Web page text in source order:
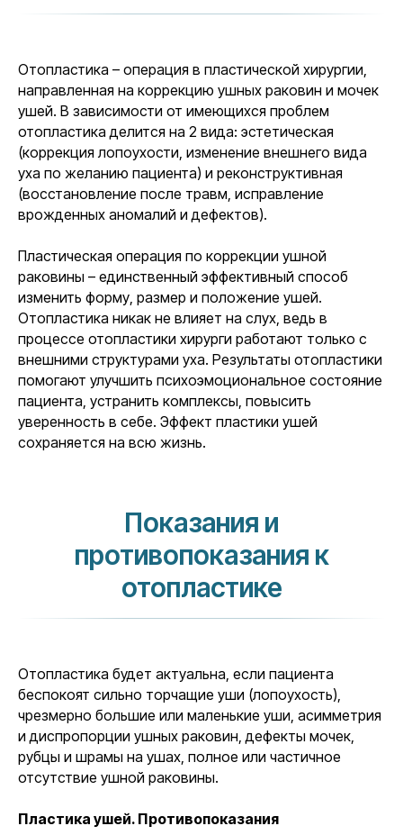
Отопластика – операция в пластической хирургии,
направленная на коррекцию ушных раковин и мочек
ушей. В зависимости от имеющихся проблем
отопластика делится на 2 вида: эстетическая
(коррекция лопоухости, изменение внешнего вида
уха по желанию пациента) и реконструктивная
(восстановление после травм, исправление
врожденных аномалий и дефектов).
Пластическая операция по коррекции ушной
раковины – единственный эффективный способ
изменить форму, размер и положение ушей.
Отопластика никак не влияет на слух, ведь в
процессе отопластики хирурги работают только с
внешними структурами уха. Результаты отопластики
помогают улучшить психоэмоциональное состояние
пациента, устранить комплексы, повысить
уверенность в себе. Эффект пластики ушей
сохраняется на всю жизнь.
Показания и
противопоказания к
отопластике
Отопластика будет актуальна, если пациента
беспокоят сильно торчащие уши (лопоухость),
чрезмерно большие или маленькие уши, асимметрия
и диспропорции ушных раковин, дефекты мочек,
рубцы и шрамы на ушах, полное или частичное
отсутствие ушной раковины.
Пластика ушей. Противопоказания